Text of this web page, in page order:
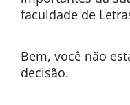
faculdade de
Bem, você não
decisão.